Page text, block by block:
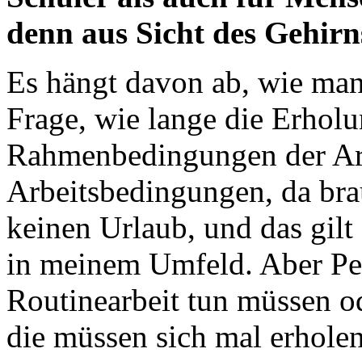
denn aus Sicht des
Es hängt davon ab, wie
Frage, wie lange die
Rahmenbedingungen der
Arbeitsbedingungen, da
keinen Urlaub, und das
in meinem Umfeld. Aber
Routinearbeit tun müssen
die müssen sich mal